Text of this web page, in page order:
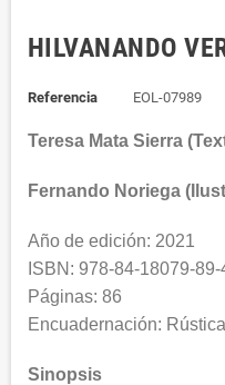
HILVANANDO
Referencia EOL-07989
Teresa Mata Sierra
Fernando Noriega
Año de edición: 2021
ISBN: 978-84-18079-89-
Páginas: 86
Encuadernación: Rústica
Sinopsis